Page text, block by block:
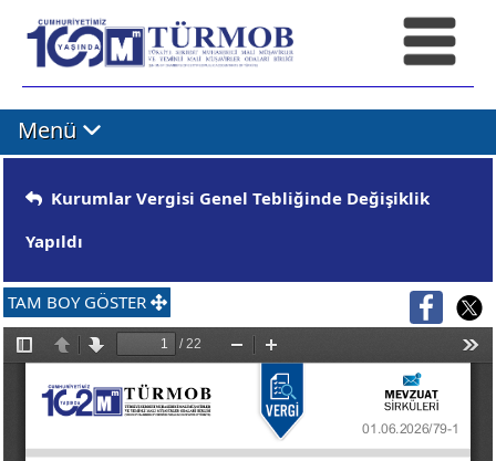
Menü
Kurumlar Vergisi Genel Tebliğinde Değişiklik
Yapıldı
TAM BOY GÖSTER